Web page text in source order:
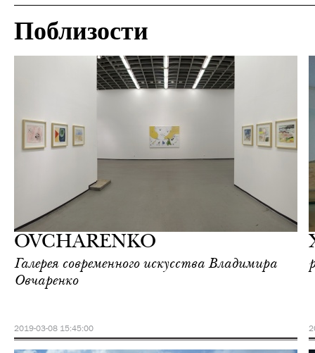
Поблизости
OVCHARENKO
Галерея современного искусства Владимира
Овчаренко
2019-03-08 15:45:00